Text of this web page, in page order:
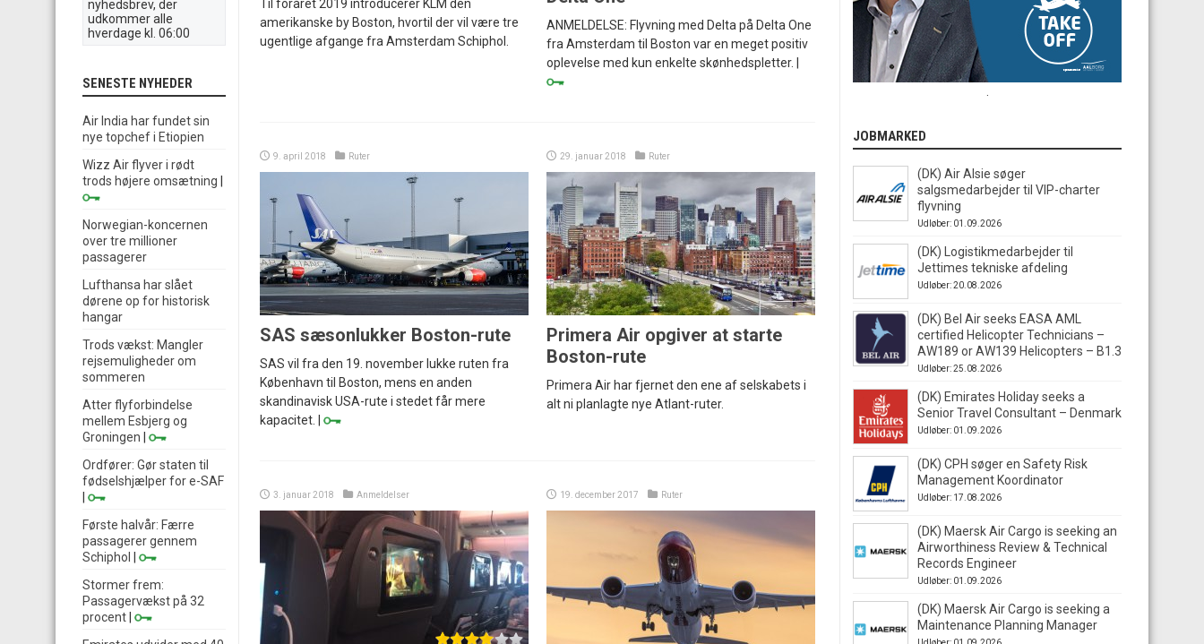
Til foråret 2019 introducerer KLM den
amerikanske by Boston, hvortil der vil være tre
ugentlige afgange fra Amsterdam Schiphol.
ANMELDELSE: Flyvning med Delta på Delta One
fra Amsterdam til Boston var en meget positiv
oplevelse med kun enkelte skønhedspletter. |
9. april 2018 Ruter
SAS sæsonlukker Boston-rute
SAS vil fra den 19. november lukke ruten fra
København til Boston, mens en anden
skandinavisk USA-rute i stedet får mere
kapacitet. |
29. januar 2018 Ruter
Primera Air opgiver at starte
Boston-rute
Primera Air har fjernet den ene af selskabets i
alt ni planlagte nye Atlant-ruter.
3. januar 2018 Anmeldelser 19. december 2017 Ruter
nyhedsbrev, der
udkommer alle
hverdage kl. 06:00
SENESTE NYHEDER
Air India har fundet sin
nye topchef i Etiopien
Wizz Air flyver i rødt
trods højere omsætning
Norwegian-koncernen
over tre millioner
passagerer
Lufthansa har slået
dørene op for historisk
hangar
Trods vækst: Mangler
rejsemuligheder om
sommeren
Atter flyforbindelse
mellem Esbjerg og
Groningen
Ordfører: Gør staten til
fødselshjælper for e-SAF
Første halvår: Færre
passagerer gennem
Schiphol
Stormer frem:
Passagervækst på 32
procent
JOBMARKED
(DK) Air Alsie søger
salgsmedarbejder til VIP-charter
flyvning
Udløber: 01.09.2026
(DK) Logistikmedarbejder til
Jettimes tekniske afdeling
Udløber: 20.08.2026
(DK) Bel Air seeks EASA AML
certified Helicopter Technicians –
AW189 or AW139 Helicopters – B1.3
Udløber: 25.08.2026
(DK) Emirates Holiday seeks a
Senior Travel Consultant – Denmark
Udløber: 01.09.2026
(DK) CPH søger en Safety Risk
Management Koordinator
Udløber: 17.08.2026
(DK) Maersk Air Cargo is seeking an
Airworthiness Review & Technical
Records Engineer
Udløber: 01.09.2026
(DK) Maersk Air Cargo is seeking a
Maintenance Planning Manager